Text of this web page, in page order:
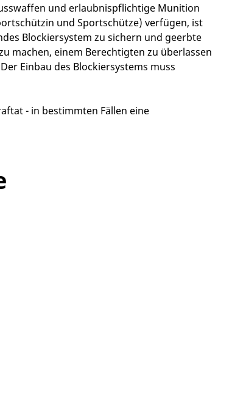
und erlaubnispflichtige Munition
und Sportschütze) verfügen, ist
Blockiersystem zu sichern und geerbte
machen, einem Berechtigten zu überlassen
Der Einbau des Blockiersystems muss
- in bestimmten Fällen eine